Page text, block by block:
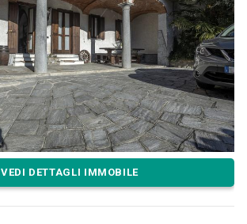
VEDI DETTAGLI IMMOBILE